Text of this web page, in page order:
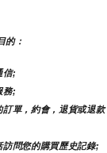
的：
信;
務;
單，約會，退貨或退
訪問您的購買歷史記錄;